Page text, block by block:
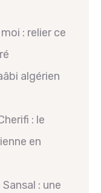
: relier ce
algérien
: le
en
: une